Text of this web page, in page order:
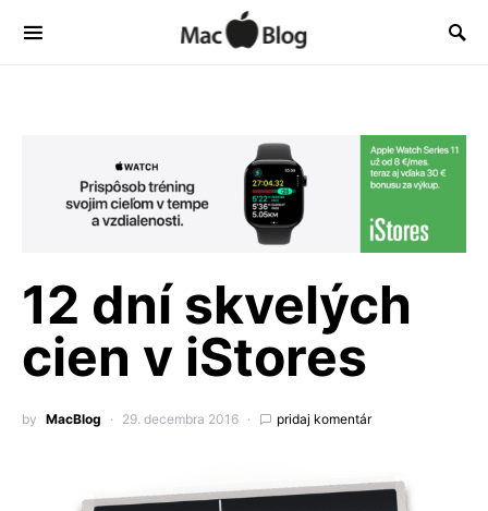
12 dní skvelých
cien v iStores
by MacBlog 29. decembra 2016 pridaj komentár